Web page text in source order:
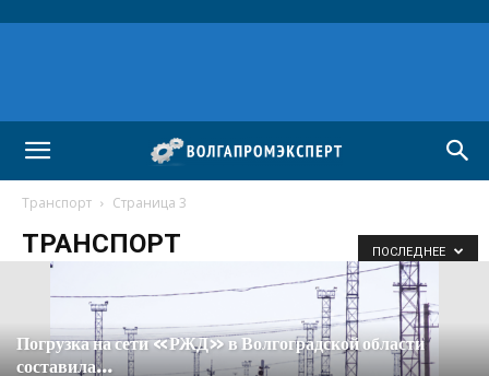
Транспорт Страница 3
ТРАНСПОРТ ПОСЛЕДНЕЕ
Погрузка на сети «РЖД» в Волгоградской области
составила...